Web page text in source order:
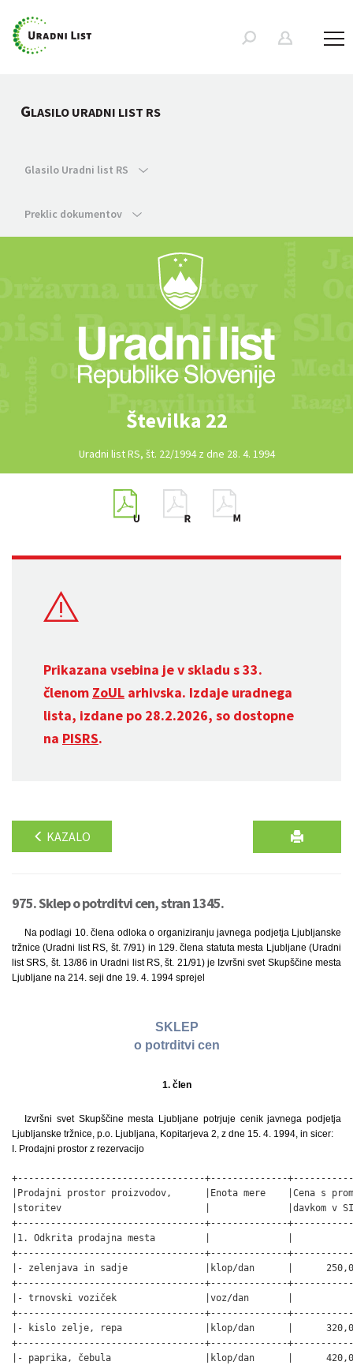
GLASILO URADNI LIST RS
Glasilo Uradni list RS
Preklic dokumentov
Številka 22
Uradni list RS, št. 22/1994 z dne 28. 4. 1994
Prikazana vsebina je v skladu s 33.
členom ZoUL arhivska. Izdaje uradnega
lista, izdane po 28.2.2026, so dostopne
na PISRS.
KAZALO
975. Sklep o potrditvi cen, stran 1345.
Na podlagi 10. člena odloka o organiziranju javnega podjetja Ljubljanske
tržnice (Uradni list RS, št. 7/91) in 129. člena statuta mesta Ljubljane (Uradni
list SRS, št. 13/86 in Uradni list RS, št. 21/91) je Izvršni svet Skupščine mesta
Ljubljane na 214. seji dne 19. 4. 1994 sprejel
SKLEP
o potrditvi cen
1. člen
Izvršni svet Skupščine mesta Ljubljane potrjuje cenik javnega podjetja
Ljubljanske tržnice, p.o. Ljubljana, Kopitarjeva 2, z dne 15. 4. 1994, in sicer:
I. Prodajni prostor z rezervacijo
+----------------------------------+--------------
|Prodajni prostor proizvodov,      |Enota mere    |Cena s
|storitev                          |              |davkom v
+----------------------------------+--------------
|1. Odkrita prodajna mesta         |              |
+----------------------------------+--------------
|- zelenjava in sadje              |klop/dan      |
+----------------------------------+--------------
|- trnovski voziček                |voz/dan       |
+----------------------------------+--------------
|- kislo zelje, repa               |klop/dan      |
+----------------------------------+--------------
|- paprika, čebula                 |klop/dan      |